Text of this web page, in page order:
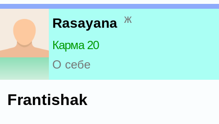
Rasayana ж
Карма 20
О себе
Frantishak